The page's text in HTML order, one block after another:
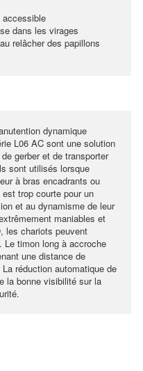
accessible
dans les virages
relâcher des papillons
dynamique
L06 AC sont une solution
gerber et de transporter
sont utilisés lorsque
à bras encadrants ou
trop courte pour un
et au dynamisme de leur
maniables et
les chariots peuvent
Le timon long à accroche
une distance de
réduction automatique de
la bonne visibilité sur la